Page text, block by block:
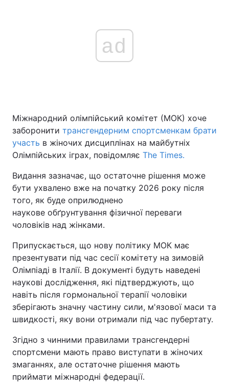
ad
Міжнародний олімпійський комітет (МОК) хоче
заборонити трансгендерним спортсменкам брати
участь в жіночих дисциплінах на майбутніх
Олімпійських іграх, повідомляє The Times.
Видання зазначає, що остаточне рішення може
бути ухвалено вже на початку 2026 року після
того, як буде оприлюднено
наукове обґрунтування фізичної переваги
чоловіків над жінками.
Припускається, що нову політику МОК має
презентувати під час сесії комітету на зимовій
Олімпіаді в Італії. В документі будуть наведені
наукові дослідження, які підтверджують, що
навіть після гормональної терапії чоловіки
зберігають значну частину сили, м'язової маси та
швидкості, яку вони отримали під час пубертату.
Згідно з чинними правилами трансгендерні
спортсмени мають право виступати в жіночих
змаганнях, але остаточне рішення мають
приймати міжнародні федерації.